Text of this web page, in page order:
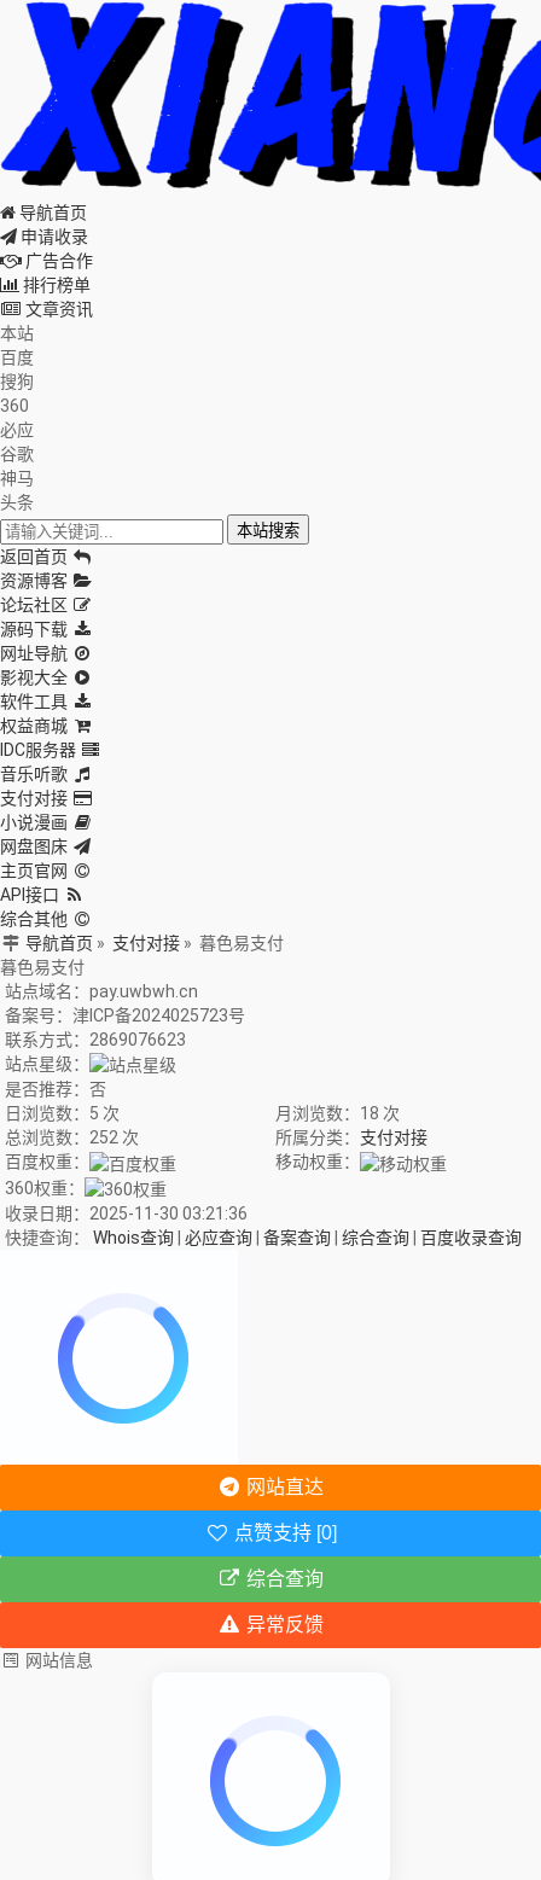
导航首页
申请收录
广告合作
排行榜单
文章资讯
本站
百度
搜狗
360
必应
谷歌
神马
头条
本站搜索
返回首页
资源博客
论坛社区
源码下载
网址导航
影视大全
软件工具
权益商城
IDC服务器
音乐听歌
支付对接
小说漫画
网盘图床
主页官网
API接口
综合其他
导航首页 » 支付对接 » 暮色易支付
暮色易支付
站点域名：pay.uwbwh.cn
备案号：津ICP备2024025723号
联系方式：2869076623
站点星级：
是否推荐：否
日浏览数：5 次
月浏览数：18 次
总浏览数：252 次
所属分类： 支付对接
百度权重：
移动权重：
360权重：
收录日期：2025-11-30 03:21:36
快捷查询： Whois查询 必应查询 备案查询 综合查询 百度收录查询
网站直达
点赞支持 [0]
综合查询
异常反馈
网站信息